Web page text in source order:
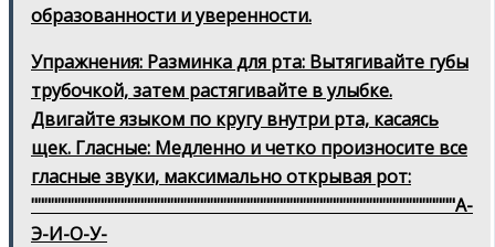
образованности и уверенности.
Упражнения: Разминка для рта: Вытягивайте губы
трубочкой, затем растягивайте в улыбке.
Двигайте языком по кругу внутри рта, касаясь
щек. Гласные: Медленно и четко произносите все
гласные звуки, максимально открывая рот:
""""""""""""""""""""""""""""""""""""""""""""""""""""""""""""""""А-
Э-И-О-У-